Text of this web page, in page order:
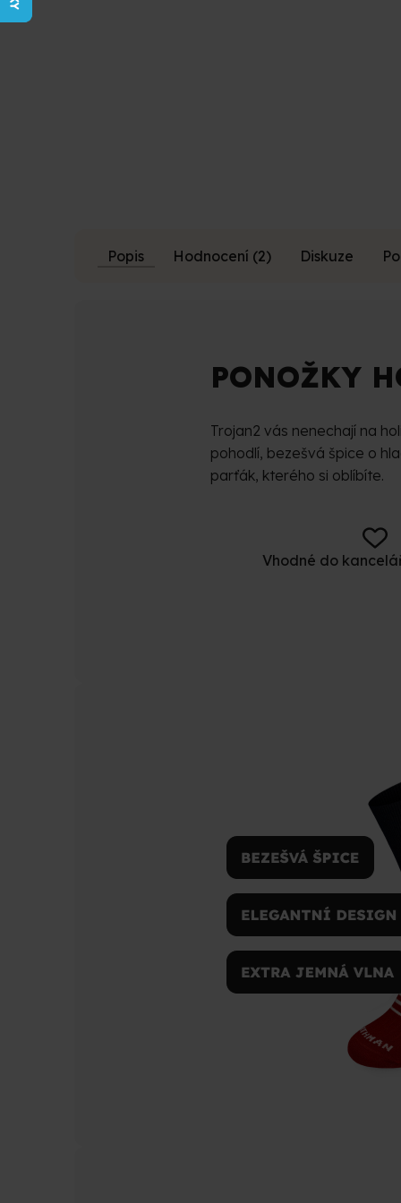
Popis Hodnocení (2) Diskuze
PONOŽKY
Trojan2 vás nenechají na
pohodlí, bezešvá špice o
parťák, kterého si oblíbíte.
Vhodné do